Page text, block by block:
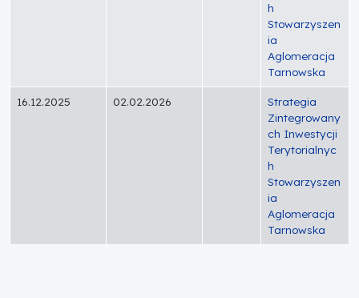
h
Stowarzyszen
ia
Aglomeracja
Tarnowska
16.12.2025 02.02.2026
Strategia
Zintegrowany
ch Inwestycji
Terytorialnyc
h
Stowarzyszen
ia
Aglomeracja
Tarnowska